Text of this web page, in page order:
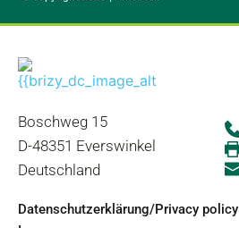
Boschweg 15
D-48351 Everswinkel
Deutschland
Datenschutzerklärung/Privacy policy